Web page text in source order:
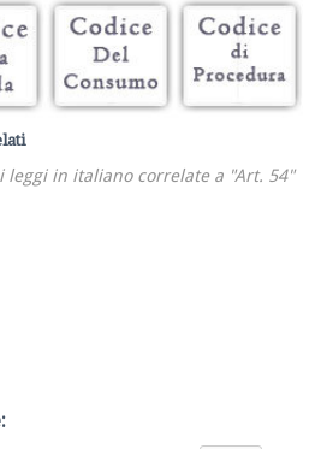
leggi in italiano correlate a "Art. 54"